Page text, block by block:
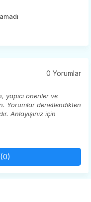
0 Yorumlar
yapıcı öneriler ve
Yorumlar denetlendikten
Anlayışınız için